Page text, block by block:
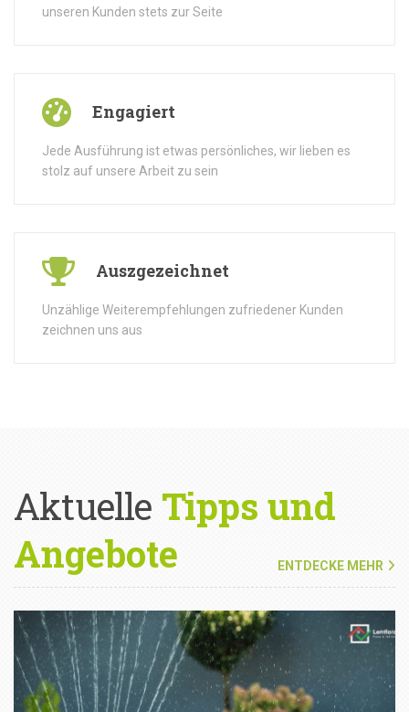
unseren Kunden stets zur Seite
Engagiert
Jede Ausführung ist etwas persönliches, wir lieben es
stolz auf unsere Arbeit zu sein
Auszgezeichnet
Unzählige Weiterempfehlungen zufriedener Kunden
zeichnen uns aus
Aktuelle Tipps und
Angebote
ENTDECKE MEHR